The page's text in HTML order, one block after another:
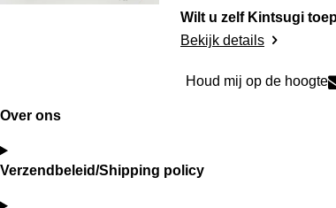
Wilt u zelf Kintsugi
Bekijk details
Houd mij op de hoogte
Over ons
Verzendbeleid/Shipping policy